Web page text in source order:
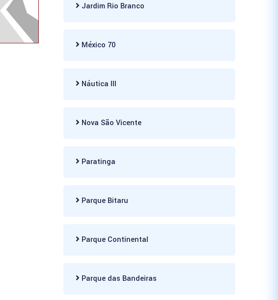
Jardim Rio Branco
México 70
Náutica III
Nova São Vicente
Paratinga
Parque Bitaru
Parque Continental
Parque das Bandeiras